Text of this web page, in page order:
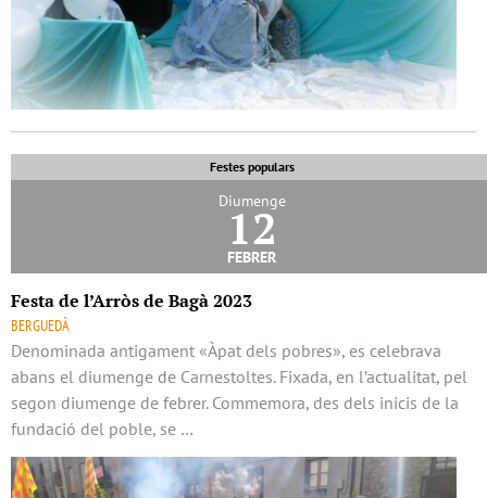
Festes populars
Diumenge
12
febrer
Festa de l’Arròs de Bagà 2023
BERGUEDÀ
Denominada antigament «Àpat dels pobres», es celebrava
abans el diumenge de Carnestoltes. Fixada, en l’actualitat, pel
segon diumenge de febrer. Commemora, des dels inicis de la
fundació del poble, se …